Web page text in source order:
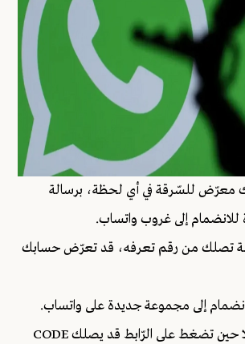
معرّض للسّرقة في أي لحظة، برسالة
إلى غروب واتساب.
تصلك من رقم تعرفه، قد تعرّض حسابك
إلى مجموعة جديدة على واتساب.
كغروب العائلة مثلًا حين تضغط على الرّابط قد يصلك CODE